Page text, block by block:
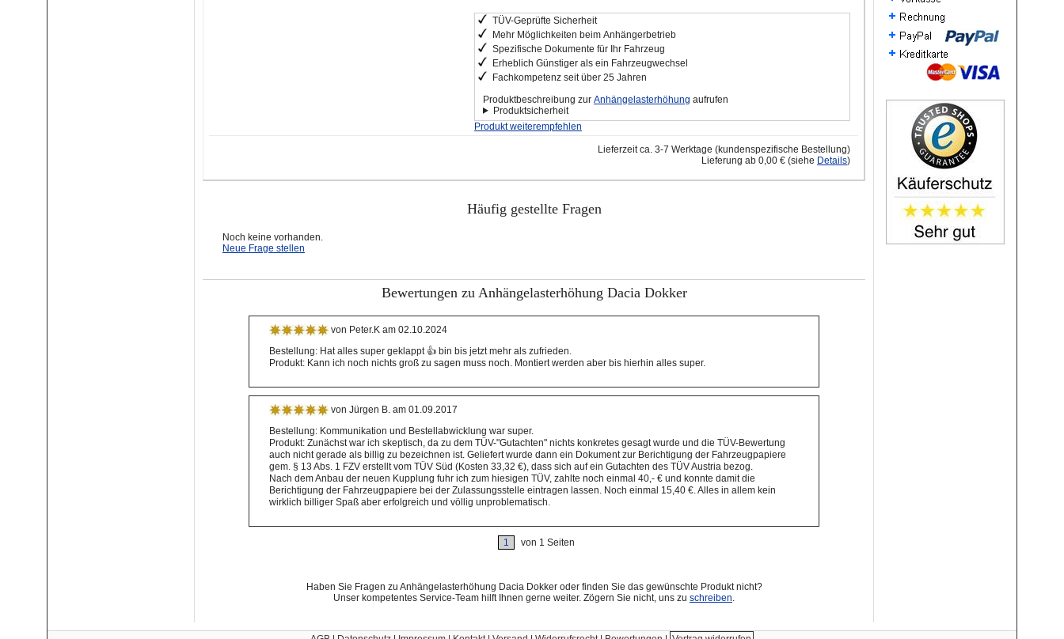
TÜV-Geprüfte Sicherheit
Mehr Möglichkeiten beim Anhängerbetrieb
Spezifische Dokumente für Ihr Fahrzeug
Erheblich Günstiger als ein Fahrzeugwechsel
Fachkompetenz seit über 25 Jahren
Produktbeschreibung zur Anhängelasterhöhung aufrufen
Produktsicherheit
Produkt weiterempfehlen
Lieferzeit ca. 3-7 Werktage (kundenspezifische Bestellung)
Lieferung ab 0,00 € (siehe Details)
Häufig gestellte Fragen
Noch keine vorhanden.
Neue Frage stellen
Bewertungen zu Anhängelasterhöhung Dacia Dokker
von Peter.K am 02.10.2024
Bestellung: Hat alles super geklappt 👍 bin bis jetzt mehr als zufrieden.
Produkt: Kann ich noch nichts groß zu sagen muss noch. Montiert werden aber bis hierhin alles super.
von Jürgen B. am 01.09.2017
Bestellung: Kommunikation und Bestellabwicklung war super.
Produkt: Zunächst war ich skeptisch, da zu dem TÜV-"Gutachten" nichts konkretes gesagt wurde und die TÜV-Bewertung
auch nicht gerade als billig zu bezeichnen ist. Geliefert wurde dann ein Dokument zur Berichtigung der Fahrzeugpapiere
gem. § 13 Abs. 1 FZV erstellt vom TÜV Süd (Kosten 33,32 €), dass sich auf ein Gutachten des TÜV Austria bezog.
Nach dem Anbau der neuen Kupplung fuhr ich zum hiesigen TÜV, zahlte noch einmal 40,- € und konnte damit die
Berichtigung der Fahrzeugpapiere bei der Zulassungsstelle eintragen lassen. Noch einmal 15,40 €. Alles in allem kein
wirklich billiger Spaß aber erfolgreich und völlig unproblematisch.
1 von 1 Seiten
Haben Sie Fragen zu Anhängelasterhöhung Dacia Dokker oder finden Sie das gewünschte Produkt nicht?
Unser kompetentes Service-Team hilft Ihnen gerne weiter. Zögern Sie nicht, uns zu schreiben